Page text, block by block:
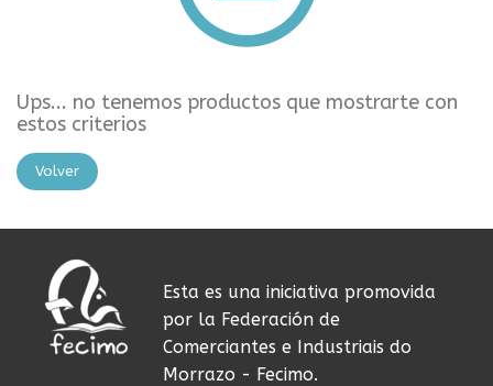
Ups... no tenemos productos que mostrarte con
estos criterios
Volver
Esta es una iniciativa promovida
por la Federación de
Comerciantes e Industriais do
Morrazo - Fecimo.